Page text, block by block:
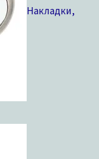
Накладки,